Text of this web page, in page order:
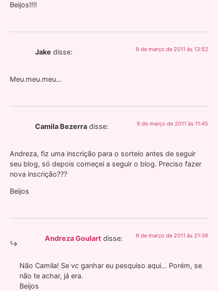
Beijos!!!!
Jake disse: 9 de março de 2011 às 13:52
Meu.meu.meu…
Camila Bezerra disse: 9 de março de 2011 às 11:45
Andreza, fiz uma inscrição para o sorteio antes de seguir
seu blog, só depois começei a seguir o blog. Preciso fazer
nova inscrição???
Beijos
Andreza Goulart disse: 9 de março de 2011 às 21:36
Não Camila! Se vc ganhar eu pesquiso aqui… Porém, se
não te achar, já era.
Beijos